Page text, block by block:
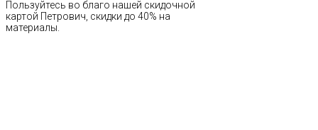
Пользуйтесь во благо нашей скидочной
картой Петрович, скидки до 40% на
материалы.